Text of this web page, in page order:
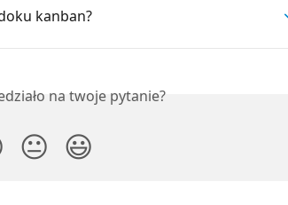
kanban?
na twoje pytanie?
😐 😃